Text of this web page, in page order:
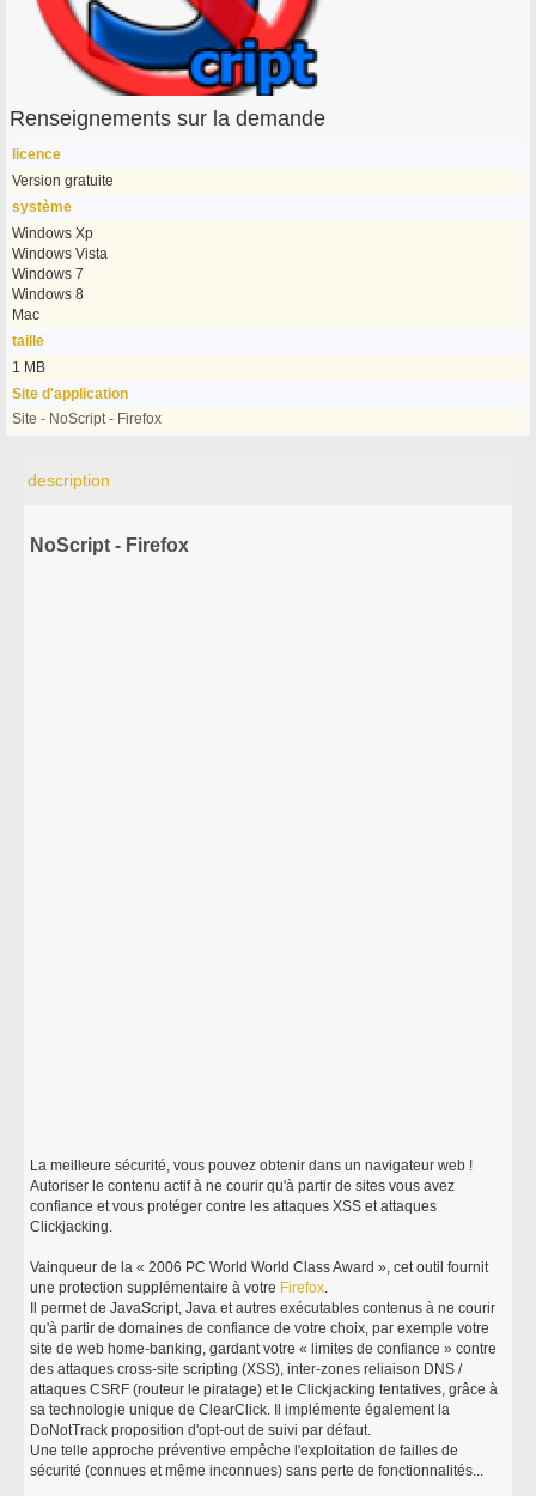
Renseignements sur la demande
licence
Version gratuite
système
Windows Xp
Windows Vista
Windows 7
Windows 8
Mac
taille
1 MB
Site d'application
Site - NoScript - Firefox
description
NoScript - Firefox
La meilleure sécurité, vous pouvez obtenir dans un navigateur web !
Autoriser le contenu actif à ne courir qu'à partir de sites vous avez
confiance et vous protéger contre les attaques XSS et attaques
Clickjacking.
Vainqueur de la « 2006 PC World World Class Award », cet outil fournit
une protection supplémentaire à votre Firefox.
Il permet de JavaScript, Java et autres exécutables contenus à ne courir
qu'à partir de domaines de confiance de votre choix, par exemple votre
site de web home-banking, gardant votre « limites de confiance » contre
des attaques cross-site scripting (XSS), inter-zones reliaison DNS /
attaques CSRF (routeur le piratage) et le Clickjacking tentatives, grâce à
sa technologie unique de ClearClick. Il implémente également la
DoNotTrack proposition d'opt-out de suivi par défaut.
Une telle approche préventive empêche l'exploitation de failles de
sécurité (connues et même inconnues) sans perte de fonctionnalités...